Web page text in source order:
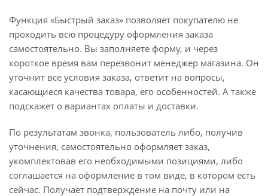
Функция «Быстрый заказ» позволяет покупателю не
проходить всю процедуру оформления заказа
самостоятельно. Вы заполняете форму, и через
короткое время вам перезвонит менеджер магазина. Он
уточнит все условия заказа, ответит на вопросы,
касающиеся качества товара, его особенностей. А также
подскажет о вариантах оплаты и доставки.
По результатам звонка, пользователь либо, получив
уточнения, самостоятельно оформляет заказ,
укомплектовав его необходимыми позициями, либо
соглашается на оформление в том виде, в котором есть
сейчас. Получает подтверждение на почту или на